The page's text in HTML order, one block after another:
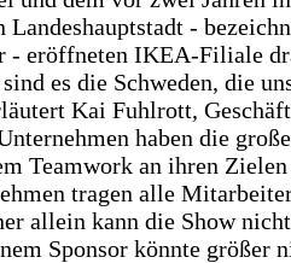
-
- eröffneten IKEA-Filiale
es die Schweden, die
Kai Fuhlrott,
haben die große
Teamwork an ihren
tragen alle
allein kann die Show
Sponsor könnte größer